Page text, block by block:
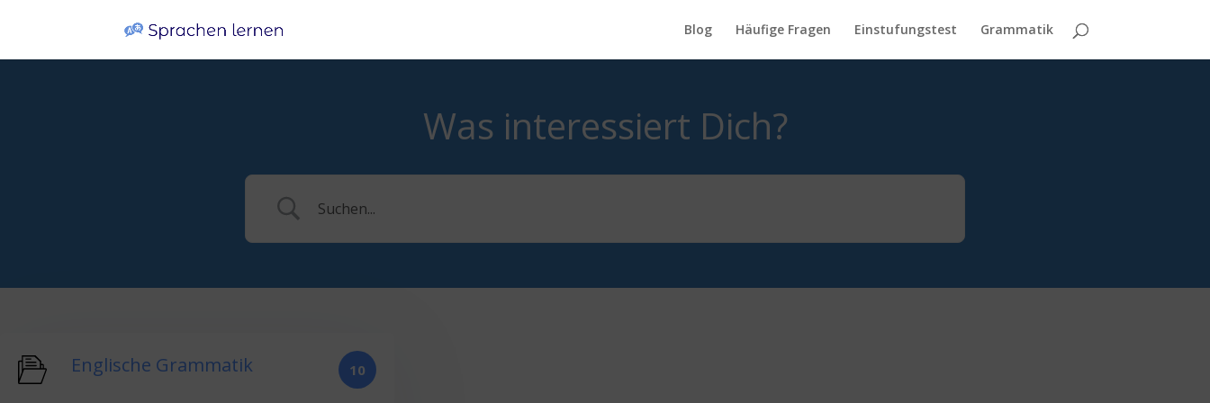
Blog Häufige Fragen Einstufungstest Grammatik
Was interessiert Dich?
Englische Grammatik 10